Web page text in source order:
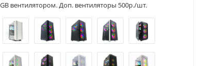
вентилятором. Доп. вентиляторы 500р./шт.